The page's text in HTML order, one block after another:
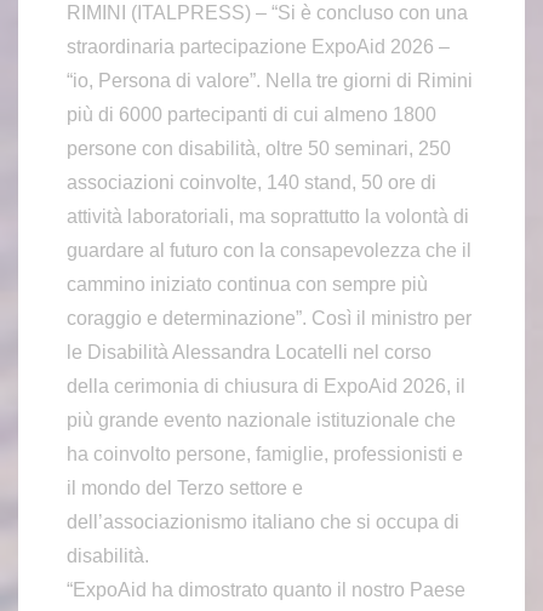
RIMINI (ITALPRESS) – “Si è concluso con una
straordinaria partecipazione ExpoAid 2026 –
“io, Persona di valore”. Nella tre giorni di Rimini
più di 6000 partecipanti di cui almeno 1800
persone con disabilità, oltre 50 seminari, 250
associazioni coinvolte, 140 stand, 50 ore di
attività laboratoriali, ma soprattutto la volontà di
guardare al futuro con la consapevolezza che il
cammino iniziato continua con sempre più
coraggio e determinazione”. Così il ministro per
le Disabilità Alessandra Locatelli nel corso
della cerimonia di chiusura di ExpoAid 2026, il
più grande evento nazionale istituzionale che
ha coinvolto persone, famiglie, professionisti e
il mondo del Terzo settore e
dell’associazionismo italiano che si occupa di
disabilità.
“ExpoAid ha dimostrato quanto il nostro Paese